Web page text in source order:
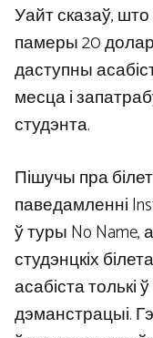
Уайт сказаў,
памеры 20
даступны
месца і
студэнта.
Пішучы пра
паведамленні
ў туры No
студэнцкіх
асабіста толькі
дэманстрацыі.